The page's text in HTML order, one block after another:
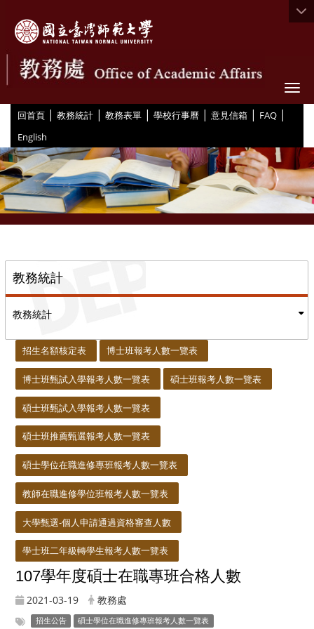
回首頁 | 教務統計 | 教務表單 | 學校行事曆 | 意見信箱 | FAQ |
English
教務統計
教務統計
招生名額核定表 博士班報考人數一覽表
博士班甄試入學報考人數一覽表 碩士班報考人數一覽表
碩士班甄試入學報考人數一覽表
碩士班推薦甄選報考人數一覽表
碩士學位在職進修專班報考人數一覽表
教師在職進修學位班報考人數一覽表
大學甄選-個人申請通過資格審查人數
學士班二年級轉學生報考人數一覽表
107學年度碩士在職專班合格人數
2021-03-19 教務處
招生公告 碩士學位在職進修專班報考人數一覽表